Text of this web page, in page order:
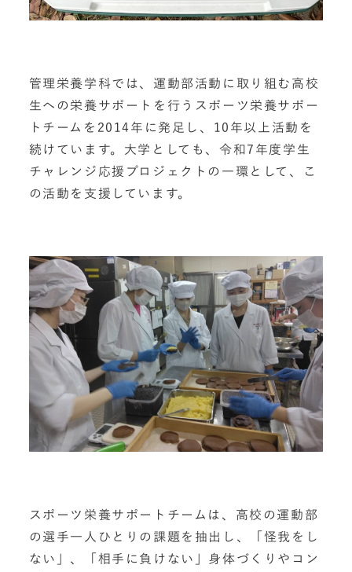
管理栄養学科では、運動部活動に取り組む高校
生への栄養サポートを行うスポーツ栄養サポー
トチームを2014年に発足し、10年以上活動を
続けています。大学としても、令和7年度学生
チャレンジ応援プロジェクトの一環として、こ
の活動を支援しています。
スポーツ栄養サポートチームは、高校の運動部
の選手一人ひとりの課題を抽出し、「怪我をし
ない」、「相手に負けない」身体づくりやコン